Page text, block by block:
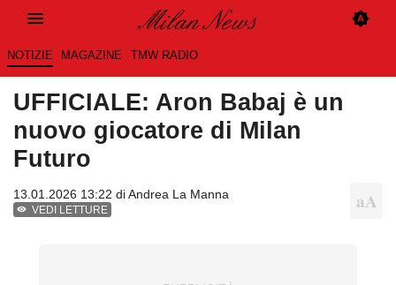
NOTIZIE MAGAZINE TMW RADIO
UFFICIALE: Aron Babaj è un
nuovo giocatore di Milan
Futuro
13.01.2026 13:22 diAndrea La Manna
VEDI LETTURE